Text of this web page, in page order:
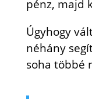
pénz, majd
Úgyhogy
néhány
soha többé